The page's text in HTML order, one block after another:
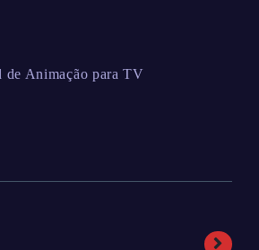
de Animação para TV